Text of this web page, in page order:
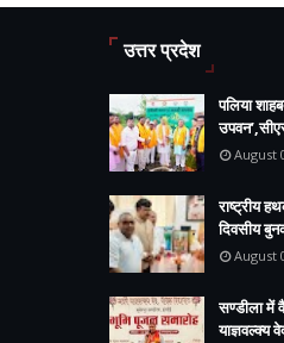
उत्तर प्रदेश
पलिया
August
राष्ट्रीय
दिवसीय
August
सण्डीला में
याज्ञवल्क्य